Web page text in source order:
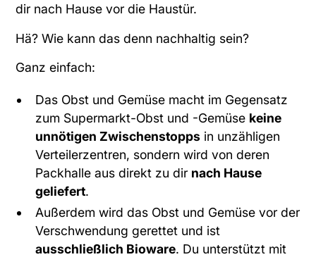
dir nach Hause vor die Haustür.
Hä? Wie kann das denn nachhaltig sein?
Ganz einfach:
Das Obst und Gemüse macht im Gegensatz
zum Supermarkt-Obst und -Gemüse keine
unnötigen Zwischenstopps in unzähligen
Verteilerzentren, sondern wird von deren
Packhalle aus direkt zu dir nach Hause
geliefert.
Außerdem wird das Obst und Gemüse vor der
Verschwendung gerettet und ist
ausschließlich Bioware. Du unterstützt mit